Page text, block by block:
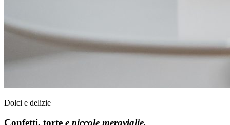
Dolci e delizie
Confetti, torte e piccole meraviglie.